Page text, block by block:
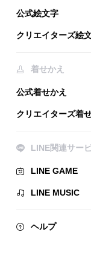
公式絵文字
クリエイターズ絵
着せかえ
公式着せかえ
クリエイターズ着
LINE関連サー
LINE GAME
LINE MUSIC
ヘルプ